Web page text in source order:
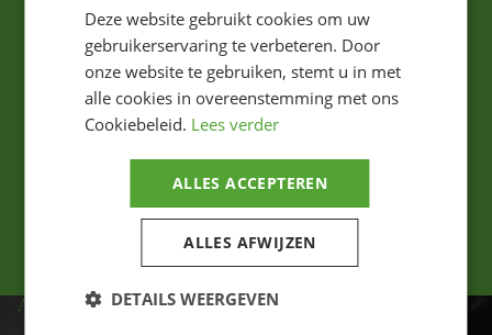
ADRES
Deze website gebruikt cookies om uw
gebruikerservaring te verbeteren. Door
onze website te gebruiken, stemt u in met
alle cookies in overeenstemming met ons
Cookiebeleid. Lees verder
ALLES ACCEPTEREN
ALLES AFWIJZEN
DETAILS WEERGEVEN